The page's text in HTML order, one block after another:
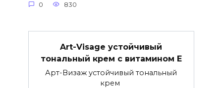
0 830
Art-Visage устойчивый
тональный крем с витамином Е
Арт-Визаж устойчивый тональный
крем